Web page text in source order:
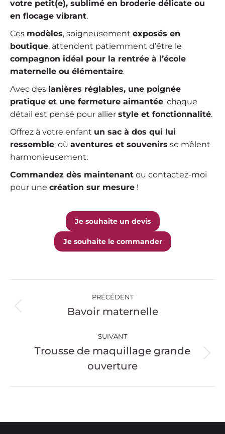
votre petit(e), sublimé en broderie délicate ou
en flocage vibrant.
Ces modèles, soigneusement exposés en
boutique, attendent patiemment d’être le
compagnon idéal pour la rentrée à l’école
maternelle ou élémentaire.
Avec des lanières réglables, une poignée
pratique et une fermeture aimantée, chaque
détail est pensé pour allier style et fonctionnalité.
Offrez à votre enfant un sac à dos qui lui
ressemble, où aventures et souvenirs se mêlent
harmonieusement.
Commandez dès maintenant ou contactez-moi
pour une création sur mesure !
Je souhaite un devis
Je souhaite le commander
de
PRÉCÉDENT
Onglet
Bavoir maternelle
SUIVANT
Projets
similaires
Trousse de maquillage grande
ouverture